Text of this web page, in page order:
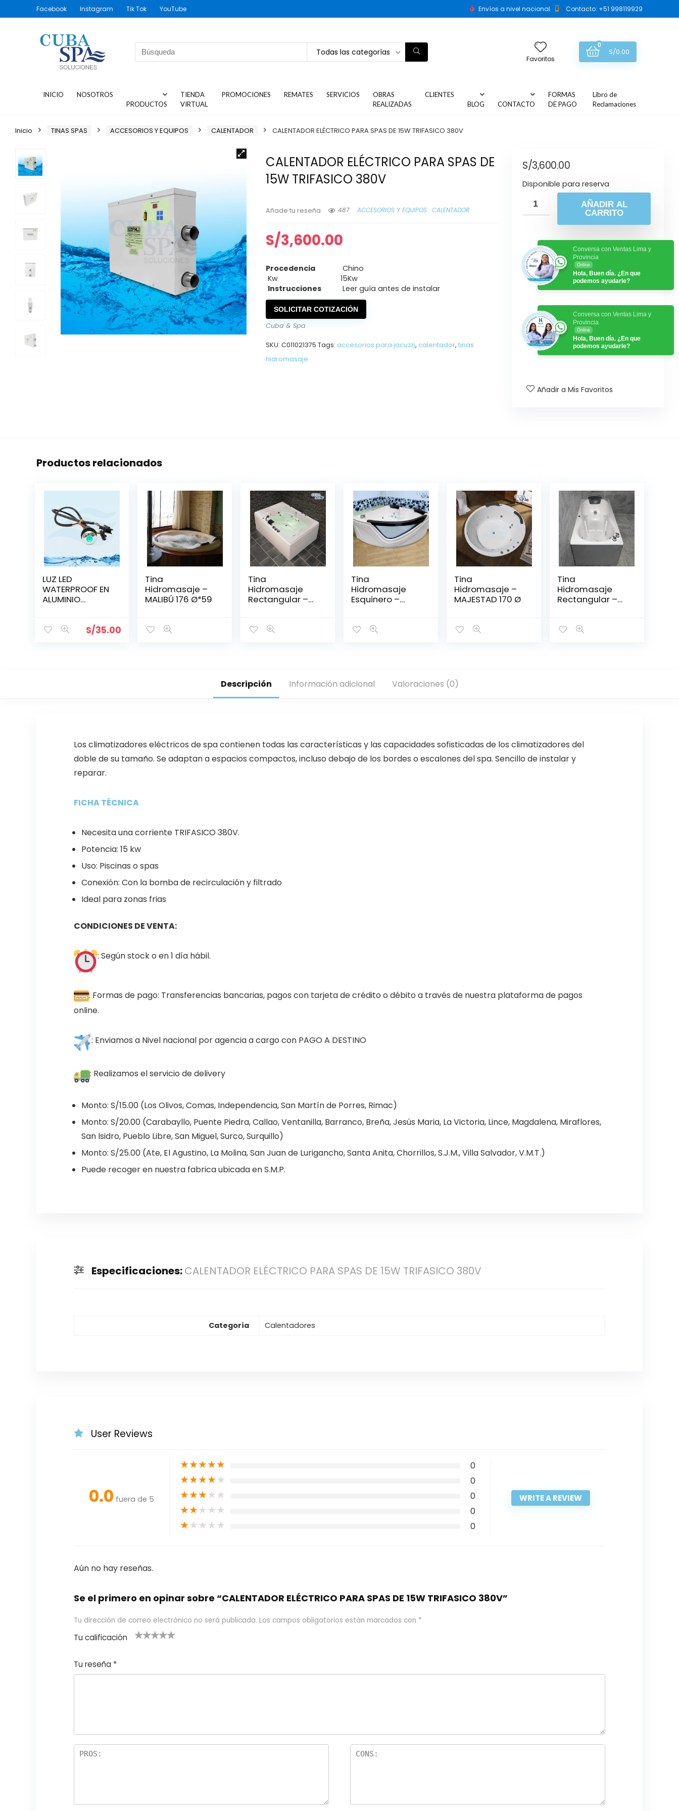
Facebook Instagram Tik Tok YouTube Envíos a nivel nacional Contacto: +51 998119929
Todas las categorías
Favoritos
0
S/0.00
INICIO
NOSOTROS
PRODUCTOS
TIENDA
VIRTUAL
PROMOCIONES REMATES SERVICIOS
OBRAS
REALIZADAS
CLIENTES
BLOG
CONTACTO
FORMAS
DE PAGO
Libro de
Reclamaciones
Inicio TINAS SPAS ACCESORIOS Y EQUIPOS CALENTADOR CALENTADOR ELÉCTRICO PARA SPAS DE 15W TRIFASICO 380V
CALENTADOR ELÉCTRICO PARA SPAS DE
15W TRIFASICO 380V
Añade tu reseña 487 ACCESORIOS Y EQUIPOS CALENTADOR
S/3,600.00
Procedencia
Chino
Kw
15Kw
Instrucciones
Leer guía antes de instalar
SOLICITAR COTIZACIÓN
Cuba & Spa
SKU:C011021375 Tags: accesorios para jacuzzi, calentador,tinas
hidromasaje
S/3,600.00
Disponible para reserva
AÑADIR AL
CARRITO
Conversa con Ventas Lima y
Provincia
Online
Hola, Buen día. ¿En que
podemos ayudarle?
Conversa con Ventas Lima y
Provincia
Online
Hola, Buen día. ¿En que
podemos ayudarle?
Añadir a Mis Favoritos
Productos relacionados
LUZ LED
WATERPROOF EN
ALUMINIO
S/35.00
Tina
Hidromasaje –
MALIBÚ 176 Ø*59
Tina
Hidromasaje
Rectangular –
Tina
Hidromasaje
Esquinero –
Tina
Hidromasaje –
MAJESTAD 170 Ø
Tina
Hidromasaje
Rectangular –
Descripción Información adicional Valoraciones (0)
Los climatizadores eléctricos de spa contienen todas las características y las capacidades sofisticadas de los climatizadores del
doble de su tamaño. Se adaptan a espacios compactos, incluso debajo de los bordes o escalones del spa. Sencillo de instalar y
reparar.
FICHA TÉCNICA
Necesita una corriente TRIFASICO 380V.
Potencia: 15 kw
Uso: Piscinas o spas
Conexión: Con la bomba de recirculación y filtrado
Ideal para zonas frias
CONDICIONES DE VENTA:
: Según stock o en 1 día hábil.
: Formas de pago: Transferencias bancarias, pagos con tarjeta de crédito o débito a través de nuestra plataforma de pagos
online.
: Enviamos a Nivel nacional por agencia a cargo con PAGO A DESTINO
: Realizamos el servicio de delivery
Monto: S/15.00 (Los Olivos, Comas, Independencia, San Martín de Porres, Rimac)
Monto: S/20.00 (Carabayllo, Puente Piedra, Callao, Ventanilla, Barranco, Breña, Jesús Maria, La Victoria, Lince, Magdalena, Miraflores,
San Isidro, Pueblo Libre, San Miguel, Surco, Surquillo)
Monto: S/25.00 (Ate, El Agustino, La Molina, San Juan de Lurigancho, Santa Anita, Chorrillos, S.J.M., Villa Salvador, V.M.T.)
Puede recoger en nuestra fabrica ubicada en S.M.P.
Especificaciones:CALENTADOR ELÉCTRICO PARA SPAS DE 15W TRIFASICO 380V
Categoría Calentadores
User Reviews
0.0 fuera de 5
★★★★★ 0
★★★★★ 0
★★★★★ 0
★★★★★ 0
★★★★★ 0
WRITE A REVIEW
Aún no hay reseñas.
Se el primero en opinar sobre “CALENTADOR ELÉCTRICO PARA SPAS DE 15W TRIFASICO 380V”
Tu dirección de correo electrónico no será publicada. Los campos obligatorios están marcados con *
Tu calificación
e
el
5
las
s
Tu reseña *